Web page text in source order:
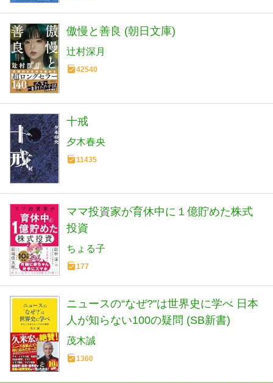
傲慢と善良 (朝日文庫)
辻村深月
42540
十戒
夕木春央
11435
ママ投資家が育休中に１億貯めた株式
投資
ちょる子
177
ニュースの“なぜ?"は世界史に学べ 日本
人が知らない100の疑問 (SB新書)
茂木誠
1360